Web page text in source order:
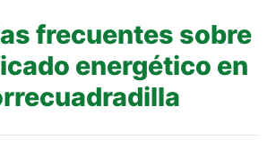
frecuentes sobre
energético en